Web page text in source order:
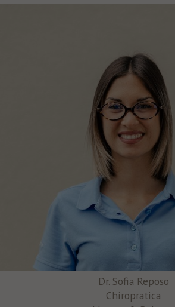
Dr. Sofia Reposo
Chiropratica